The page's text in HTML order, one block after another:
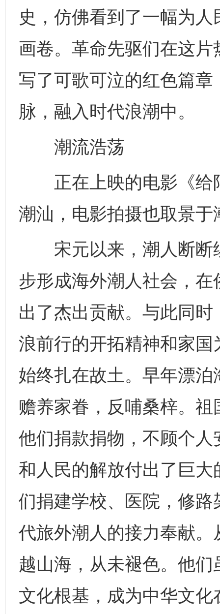
史，仿佛看到了一幅为
画卷。革命先驱们在这
写了可歌可泣的红色篇
脉，融入时代浪潮中。
潮流浩荡
正在上映的电影《给
潮汕，电影拍摄也取景于
宋元以来，潮人断断
步形成海外潮人社会，
出了杰出贡献。与此同
浪前行的开拓精神和家
始终扎在故土。早年漂
赡养家眷，反哺桑梓。
他们捐款捐物，不顾个
和人民的解放付出了巨
们捐建学校、医院，修
代旅外潮人的接力奉献
越山海，从未褪色。他
文化根基，成为中华文